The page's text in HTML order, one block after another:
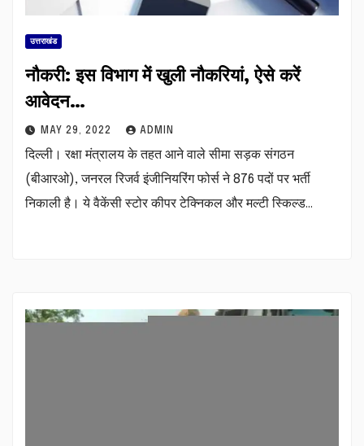
उत्तराखंड
नौकरी: इस विभाग में खुली नौकरियां, ऐसे करें
आवेदन…
MAY 29, 2022 ADMIN
दिल्ली। रक्षा मंत्रालय के तहत आने वाले सीमा सड़क संगठन
(बीआरओ), जनरल रिजर्व इंजीनियरिंग फोर्स ने 876 पदों पर भर्ती
निकाली है। ये वैकेंसी स्टोर कीपर टेक्निकल और मल्टी स्किल्ड…